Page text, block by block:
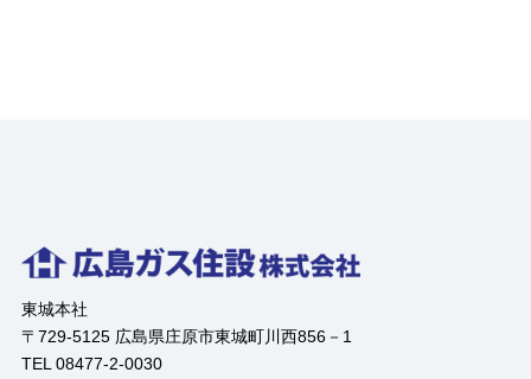
東城本社
〒729-5125 広島県庄原市東城町川西856－1
TEL 08477-2-0030